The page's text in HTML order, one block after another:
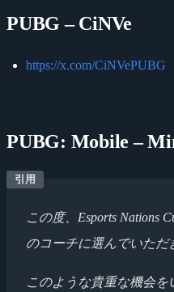
PUBG – CiNVe
https://x.com/CiNVePUBG
PUBG: Mobile –
この度、Esports Nations
のコーチに選んでいただ
このような貴重な機会